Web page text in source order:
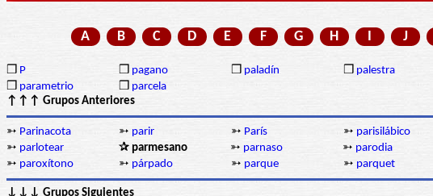
A B C D E F G H I J
❒ P ❒ pagano ❒ paladín ❒ palestra
❒ parametrio ❒ parcela
↑↑↑ Grupos Anteriores
➳ Parinacota ➳ parir ➳ París ➳ parisilábico
➳ parlotear ✰ parmesano ➳ parnaso ➳ parodia
➳ paroxítono ➳ párpado ➳ parque ➳ parquet
↓↓↓ Grupos Siguientes